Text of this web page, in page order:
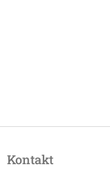
pKontakt